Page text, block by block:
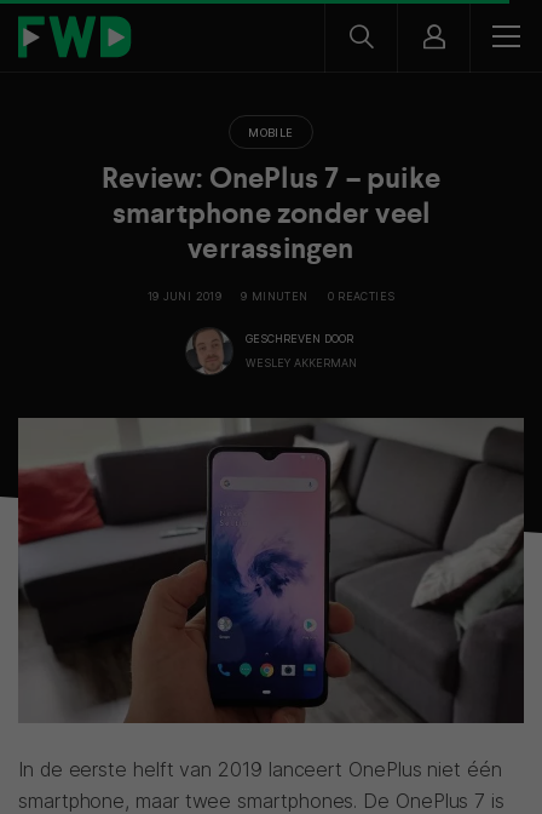
MOBILE
Review: OnePlus 7 – puike
smartphone zonder veel
verrassingen
19 JUNI 2019 9 MINUTEN 0 REACTIES
GESCHREVEN DOOR
WESLEY AKKERMAN
In de eerste helft van 2019 lanceert OnePlus niet één
smartphone, maar twee smartphones. De OnePlus 7 is